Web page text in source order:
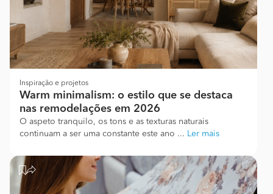
Inspiração e projetos
Warm minimalism: o estilo que se destaca
nas remodelações em 2026
O aspeto tranquilo, os tons e as texturas naturais
continuam a ser uma constante este ano ... Ler mais